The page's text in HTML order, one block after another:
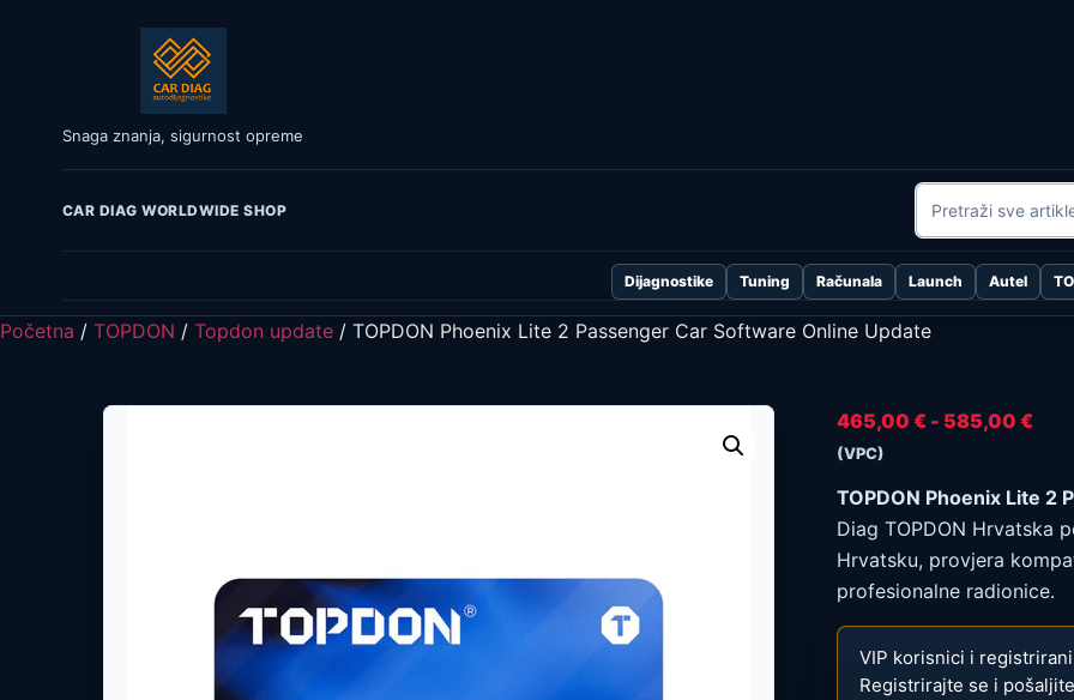
Snaga znanja, sigurnost opreme
CAR DIAG WORLDWIDE SHOP
Dijagnostike Tuning Računala Launch Autel
Početna / TOPDON / Topdon update / TOPDON Phoenix Lite 2 Passenger Car Software Online Update
465,00€ - 585,00€
do
(VPC)
TOPDON Phoenix Lite 2
Diag TOPDON Hrvatska
Hrvatsku, provjera
profesionalne radionice.
VIP korisnici i
Registrirajte se i